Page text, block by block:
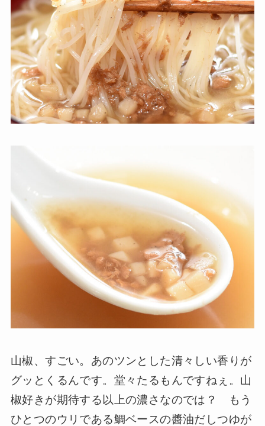
山椒、すごい。あのツンとした清々しい香りが
グッとくるんです。堂々たるもんですねぇ。山
椒好きが期待する以上の濃さなのでは？ もう
ひとつのウリである鯛ベースの醬油だしつゆが